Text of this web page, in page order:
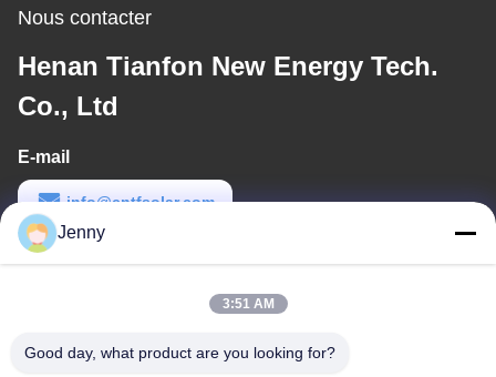
Nous contacter
Henan Tianfon New Energy Tech.
Co., Ltd
E-mail
info@cntfsolar.com
Temps de travail
Jenny
3:51 AM
Good day, what product are you looking for?